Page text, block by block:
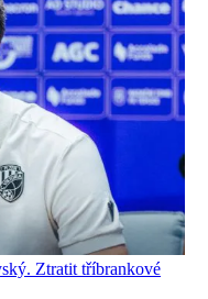
Ztratit tříbrankové